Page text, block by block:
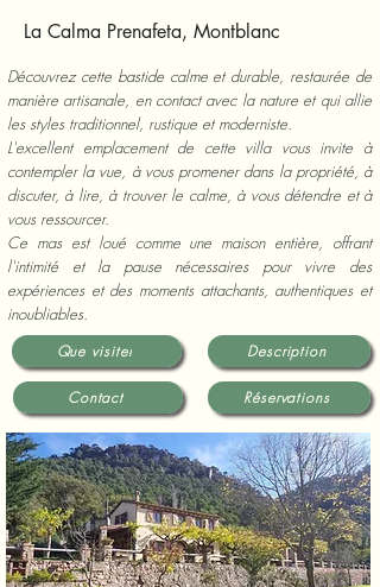
La Calma Prenafeta, Montblanc
Découvrez cette bastide calme et durable, restaurée de
manière artisanale, en contact avec la nature et qui allie
les styles traditionnel, rustique et moderniste.
L'excellent emplacement de cette villa vous invite à
contempler la vue, à vous promener dans la propriété, à
discuter, à lire, à trouver le calme, à vous détendre et à
vous ressourcer.
Ce mas est loué comme une maison entière, offrant
l'intimité et la pause nécessaires pour vivre des
expériences et des moments attachants, authentiques et
inoubliables.
Que visiter
Contact
Description
Réservations